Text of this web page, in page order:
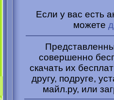
Если у вас есть
можете
совершенно
скачать их
другу, подруге,
майл.ру, или